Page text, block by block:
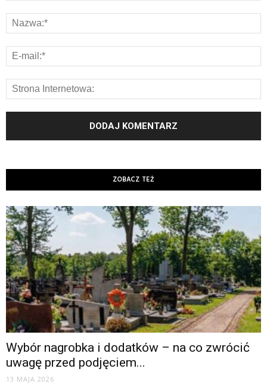
ZOBACZ TEŻ
Wybór nagrobka i dodatków – na co zwrócić
uwagę przed podjęciem...
13 MAJA 2026